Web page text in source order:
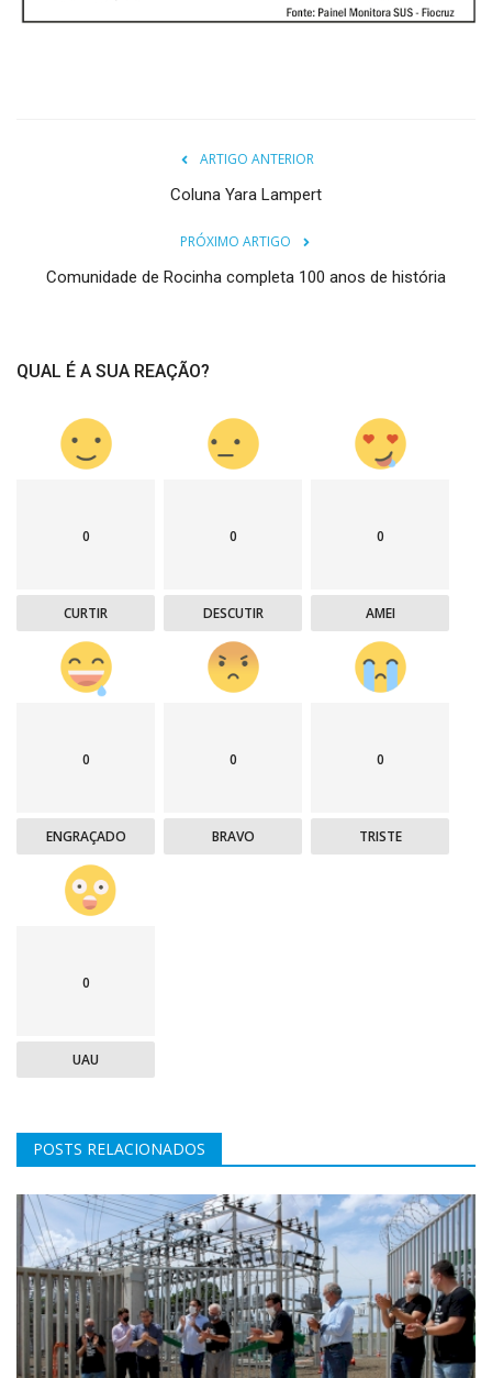
ARTIGO ANTERIOR
Coluna Yara Lampert
PRÓXIMO ARTIGO
Comunidade de Rocinha completa 100 anos de história
QUAL É A SUA REAÇÃO?
0
CURTIR
0
DESCUTIR
0
AMEI
0
ENGRAÇADO
0
BRAVO
0
TRISTE
0
UAU
POSTS RELACIONADOS